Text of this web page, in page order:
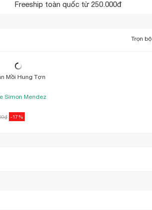
Freeship toàn quốc từ 250.000đ
Trọn bộ
Mồi Hung Tợn
Simon Mendez
₫ -17%